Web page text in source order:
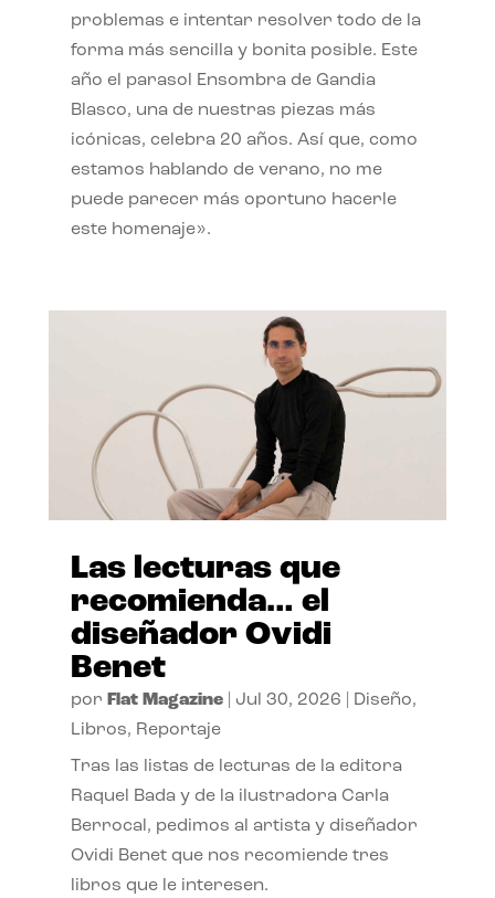
problemas e intentar resolver todo de la
forma más sencilla y bonita posible. Este
año el parasol Ensombra de Gandia
Blasco, una de nuestras piezas más
icónicas, celebra 20 años. Así que, como
estamos hablando de verano, no me
puede parecer más oportuno hacerle
este homenaje».
Las lecturas que
recomienda… el
diseñador Ovidi
Benet
por Flat Magazine| Jul 30, 2026 Diseño,
Libros, Reportaje
Tras las listas de lecturas de la editora
Raquel Bada y de la ilustradora Carla
Berrocal, pedimos al artista y diseñador
Ovidi Benet que nos recomiende tres
libros que le interesen.